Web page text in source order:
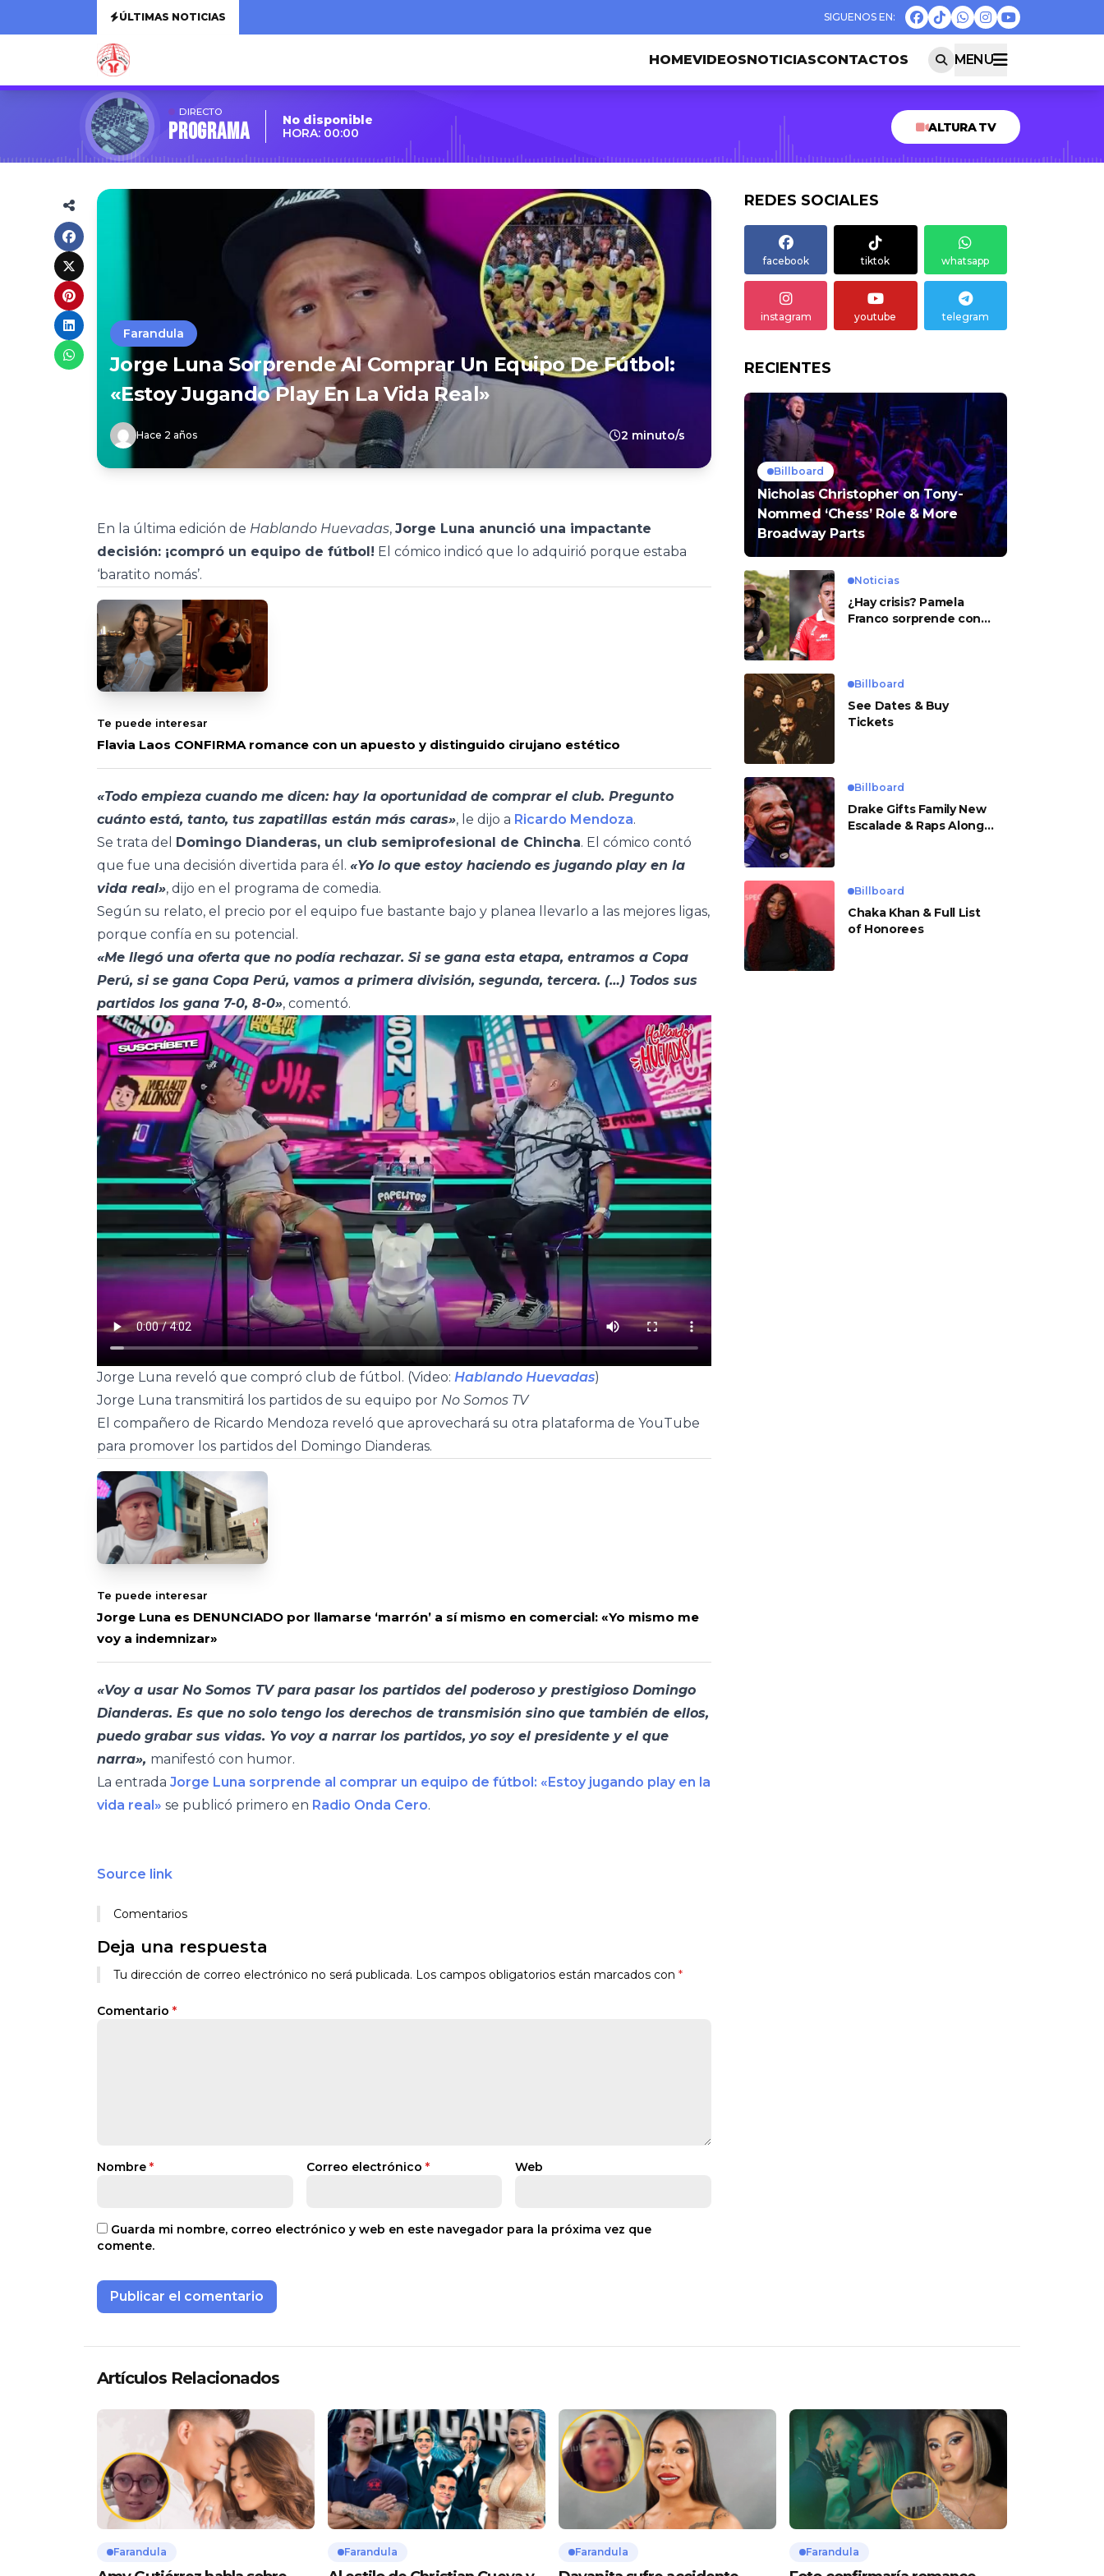
ÚLTIMAS NOTICIAS
HOMEVIDEOSNOTICIASCONTACTOS MENU
DIRECTO
Programa
No disponible
HORA: 00:00
ALTURA TV
Farandula
Jorge Luna Sorprende Al Comprar Un Equipo De Fútbol:
«Estoy Jugando Play En La Vida Real»
Hace 2 años 2 minuto/s
En la última edición de Hablando Huevadas, Jorge Luna anunció una impactante
decisión: ¡compró un equipo de fútbol! El cómico indicó que lo adquirió porque estaba
‘baratito nomás’.
Te puede interesar
Flavia Laos CONFIRMA romance con un apuesto y distinguido cirujano estético
«Todo empieza cuando me dicen: hay la oportunidad de comprar el club. Pregunto
cuánto está, tanto, tus zapatillas están más caras», le dijo a Ricardo Mendoza.
Se trata del
Domingo Dianderas, un club semiprofesional de Chincha. El cómico contó
que fue una decisión divertida para él. «Yo lo que estoy haciendo es jugando play en la
vida real», dijo en el programa de comedia.
Según su relato, el precio por el equipo fue bastante bajo y planea llevarlo a las mejores ligas,
porque confía en su potencial.
«Me llegó una oferta que no podía rechazar. Si se gana esta etapa, entramos a Copa
Perú, si se gana Copa Perú, vamos a primera división, segunda, tercera. (…) Todos sus
partidos los gana 7-0, 8-0», comentó.
Jorge Luna reveló que compró club de fútbol. (Video: Hablando Huevadas)
Jorge Luna transmitirá los partidos de su equipo por No Somos TV
El compañero de Ricardo Mendoza reveló que aprovechará su otra plataforma de YouTube
para promover los partidos del Domingo Dianderas.
Te puede interesar
Jorge Luna es DENUNCIADO por llamarse ‘marrón’ a sí mismo en comercial: «Yo mismo me
voy a indemnizar»
«Voy a usar No Somos TV para pasar los partidos del poderoso y prestigioso Domingo
Dianderas. Es que no solo tengo los derechos de transmisión sino que también de ellos,
puedo grabar sus vidas. Yo voy a narrar los partidos, yo soy el presidente y el que
narra», manifestó con humor.
La entrada Jorge Luna sorprende al comprar un equipo de fútbol: «Estoy jugando play en la
vida real» se publicó primero en Radio Onda Cero.
Source link
Comentarios
Deja una respuesta
Tu dirección de correo electrónico no será publicada. Los campos obligatorios están marcados con *
Comentario *
Nombre * Correo electrónico * Web
Guarda mi nombre, correo electrónico y web en este navegador para la próxima vez que
comente.
REDES SOCIALES
facebook tiktok whatsapp
instagram youtube telegram
RECIENTES
Billboard
Nicholas Christopher on Tony-
Nommed ‘Chess’ Role & More
Broadway Parts
Noticias
¿Hay crisis? Pamela
Franco sorprende con
Billboard
See Dates & Buy
Tickets
Billboard
Drake Gifts Family New
Escalade & Raps Along
Billboard
Chaka Khan & Full List
of Honorees
Artículos Relacionados
Farandula Farandula Farandula Farandula